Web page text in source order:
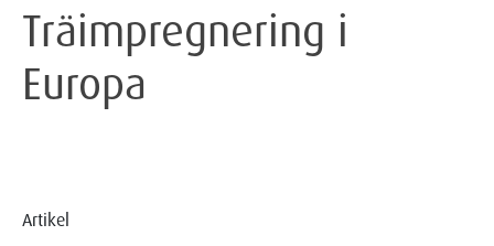
Träimpregnering i
Europa
Artikel